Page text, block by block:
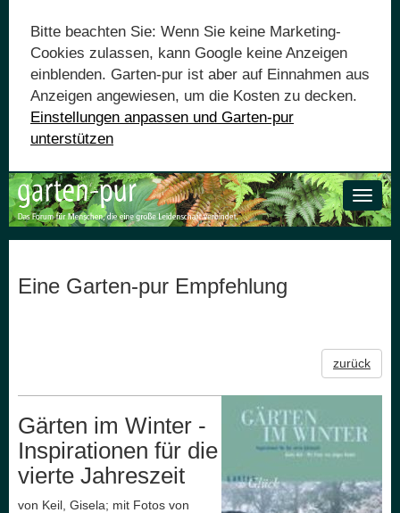
Bitte beachten Sie: Wenn Sie keine Marketing-
Cookies zulassen, kann Google keine Anzeigen
einblenden. Garten-pur ist aber auf Einnahmen aus
Anzeigen angewiesen, um die Kosten zu decken.
Einstellungen anpassen und Garten-pur
unterstützen
Toggle
Eine Garten-pur Empfehlung
zurück
Gärten im Winter -
Inspirationen für die
vierte Jahreszeit
von Keil, Gisela; mit Fotos von